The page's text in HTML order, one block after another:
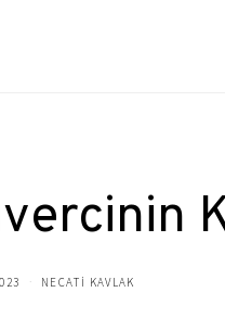
NECATİ KAVLAK